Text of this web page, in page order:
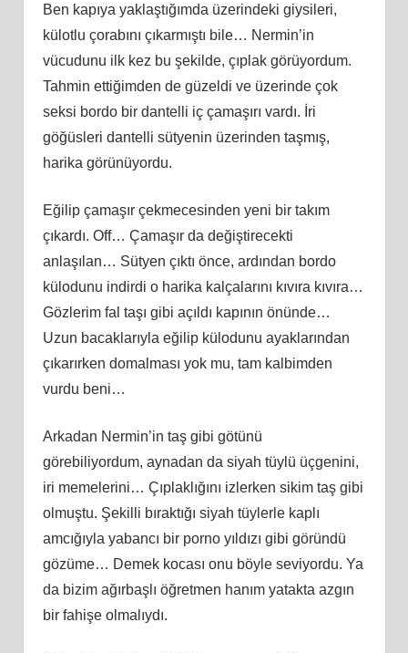
Ben kapıya yaklaştığımda üzerindeki giysileri,
külotlu çorabını çıkarmıştı bile… Nermin’in
vücudunu ilk kez bu şekilde, çıplak görüyordum.
Tahmin ettiğimden de güzeldi ve üzerinde çok
seksi bordo bir dantelli iç çamaşırı vardı. İri
göğüsleri dantelli sütyenin üzerinden taşmış,
harika görünüyordu.
Eğilip çamaşır çekmecesinden yeni bir takım
çıkardı. Off… Çamaşır da değiştirecekti
anlaşılan… Sütyen çıktı önce, ardından bordo
külodunu indirdi o harika kalçalarını kıvıra kıvıra…
Gözlerim fal taşı gibi açıldı kapının önünde…
Uzun bacaklarıyla eğilip külodunu ayaklarından
çıkarırken domalması yok mu, tam kalbimden
vurdu beni…
Arkadan Nermin’in taş gibi götünü
görebiliyordum, aynadan da siyah tüylü üçgenini,
iri memelerini… Çıplaklığını izlerken sikim taş gibi
olmuştu. Şekilli bıraktığı siyah tüylerle kaplı
amcığıyla yabancı bir porno yıldızı gibi göründü
gözüme… Demek kocası onu böyle seviyordu. Ya
da bizim ağırbaşlı öğretmen hanım yatakta azgın
bir fahişe olmalıydı.